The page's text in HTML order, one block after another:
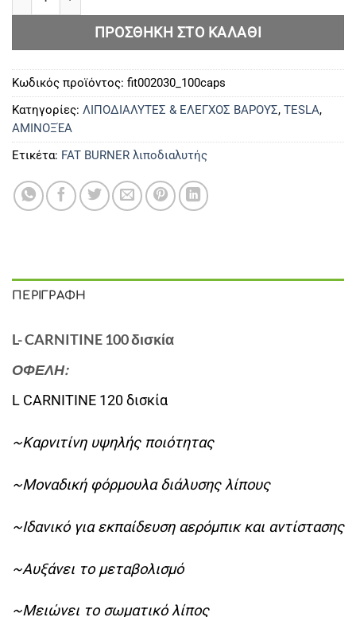
ΠΡΟΣΘΉΚΗ ΣΤΟ ΚΑΛΆΘΙ
Κωδικός προϊόντος: fit002030_100caps
Κατηγορίες: ΛΙΠΟΔΙΑΛΥΤΕΣ & ΕΛΕΓΧΟΣ ΒΑΡΟΥΣ, TESLA,
ΑΜΙΝΟΞΈΑ
Ετικέτα: FAT BURNER λιποδιαλυτής
ΠΕΡΙΓΡΑΦΉ
L- CARNITINE 100 δισκία
ΟΦΕΛΗ:
L CARNITINE 120 δισκία
~Καρνιτίνη υψηλής ποιότητας
~Μοναδική φόρμουλα διάλυσης λίπους
~Ιδανικό για εκπαίδευση αερόμπικ και αντίστασης
~Αυξάνει το μεταβολισμό
~Μειώνει το σωματικό λίπος